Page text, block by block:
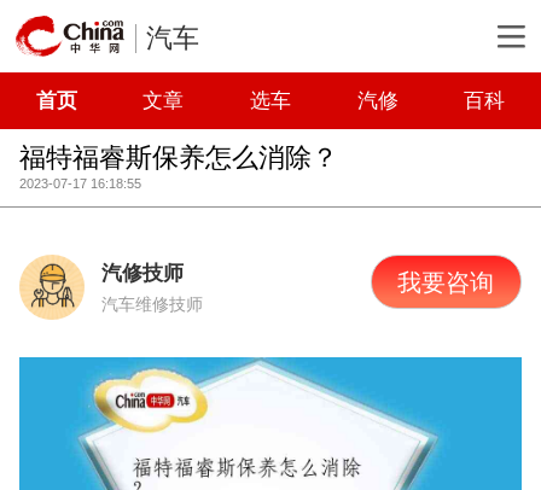
汽车
首页 文章 选车 汽修 百科
福特福睿斯保养怎么消除？
2023-07-17 16:18:55
汽修技师
汽车维修技师
我要咨询